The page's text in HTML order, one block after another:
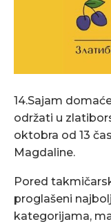
14.Sajam
održati u
oktobra od 13
Magdaline.
Pored
proglašeni
kategorijama,